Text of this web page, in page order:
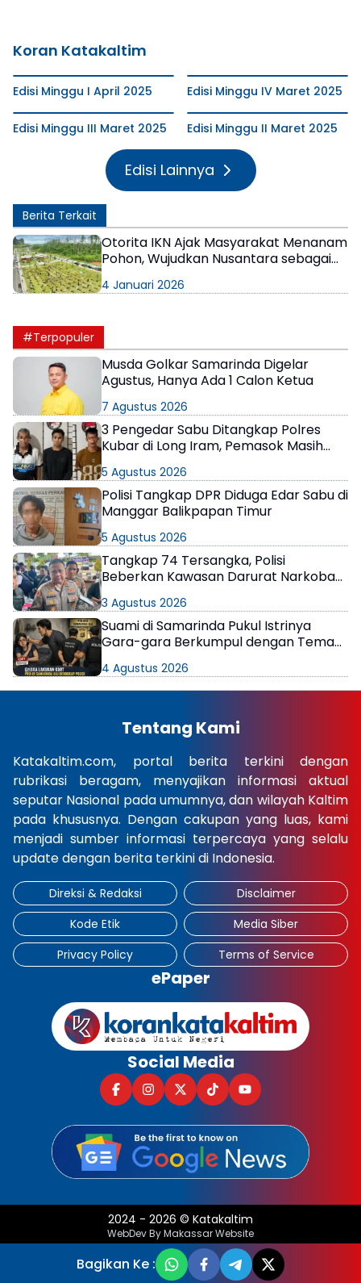
Koran Katakaltim
Edisi Minggu I April 2025 Edisi Minggu IV Maret 2025
Edisi Minggu III Maret 2025 Edisi Minggu II Maret 2025
Edisi Lainnya
Berita Terkait
Otorita IKN Ajak Masyarakat Menanam
Pohon, Wujudkan Nusantara sebagai
4 Januari 2026
#Terpopuler
Musda Golkar Samarinda Digelar
Agustus, Hanya Ada 1 Calon Ketua
7 Agustus 2026
3 Pengedar Sabu Ditangkap Polres
Kubar di Long Iram, Pemasok Masih
5 Agustus 2026
Polisi Tangkap DPR Diduga Edar Sabu di
Manggar Balikpapan Timur
5 Agustus 2026
Tangkap 74 Tersangka, Polisi
Beberkan Kawasan Darurat Narkoba
3 Agustus 2026
Suami di Samarinda Pukul Istrinya
Gara-gara Berkumpul dengan Teman
4 Agustus 2026
Bagikan Ke :
Tentang Kami
Katakaltim.com, portal berita terkini dengan
rubrikasi beragam, menyajikan informasi aktual
seputar Nasional pada umumnya, dan wilayah Kaltim
pada khususnya. Dengan cakupan yang luas, kami
menjadi sumber informasi terpercaya yang selalu
update dengan berita terkini di Indonesia.
Direksi & Redaksi
Disclaimer
Kode Etik
Media Siber
Privacy Policy
Terms of Service
ePaper
Social Media
2024 - 2026 © Katakaltim
WebDev By Makassar Website